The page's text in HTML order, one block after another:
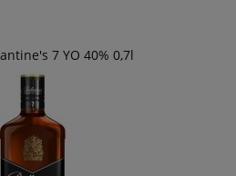
7 YO 40% 0,7l